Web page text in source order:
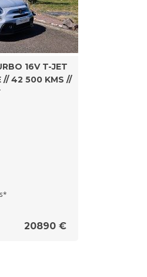
16V T-JET
// 42 500 KMS //
20890 €